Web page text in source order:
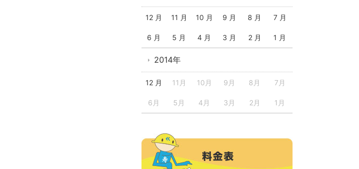
12 月 11 月 10 月 9 月 8 月 7 月
6 月 5 月 4 月 3 月 2 月 1 月
2014年
12 月 11月 10月 9月 8月 7月
6月 5月 4月 3月 2月 1月